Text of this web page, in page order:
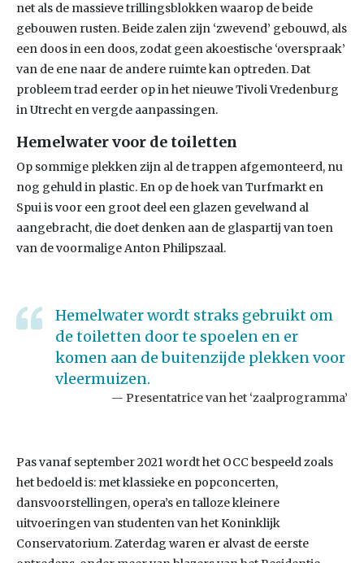
net als de massieve trillingsblokken waarop de beide
gebouwen rusten. Beide zalen zijn ‘zwevend’ gebouwd, als
een doos in een doos, zodat geen akoestische ‘overspraak’
van de ene naar de andere ruimte kan optreden. Dat
probleem trad eerder op in het nieuwe Tivoli Vredenburg
in Utrecht en vergde aanpassingen.
Hemelwater voor de toiletten
Op sommige plekken zijn al de trappen afgemonteerd, nu
nog gehuld in plastic. En op de hoek van Turfmarkt en
Spui is voor een groot deel een glazen gevelwand al
aangebracht, die doet denken aan de glaspartij van toen
van de voormalige Anton Philipszaal.
Hemelwater wordt straks gebruikt om
de toiletten door te spoelen en er
komen aan de buitenzijde plekken voor
vleermuizen.
Presentatrice van het ‘zaalprogramma’
Pas vanaf september 2021 wordt het OCC bespeeld zoals
het bedoeld is: met klassieke en popconcerten,
dansvoorstellingen, opera’s en talloze kleinere
uitvoeringen van studenten van het Koninklijk
Conservatorium. Zaterdag waren er alvast de eerste